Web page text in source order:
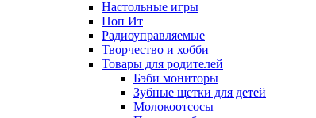
Настольные игры
Поп Ит
Радиоуправляемые
Творчество и хобби
Товары для родителей
Бэби мониторы
Зубные щетки для детей
Молокоотсосы